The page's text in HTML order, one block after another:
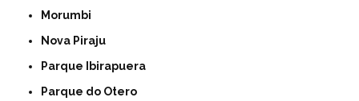
Morumbi
Nova Piraju
Parque Ibirapuera
Parque do Otero